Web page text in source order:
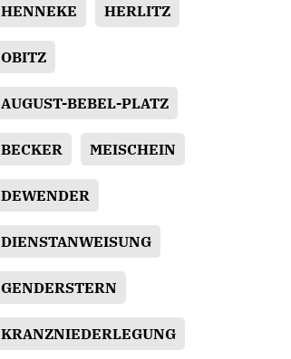
HENNEKE HERLITZ
OBITZ
AUGUST-BEBEL-PLATZ
BECKER MEISCHEIN
DEWENDER
DIENSTANWEISUNG
GENDERSTERN
KRANZNIEDERLEGUNG